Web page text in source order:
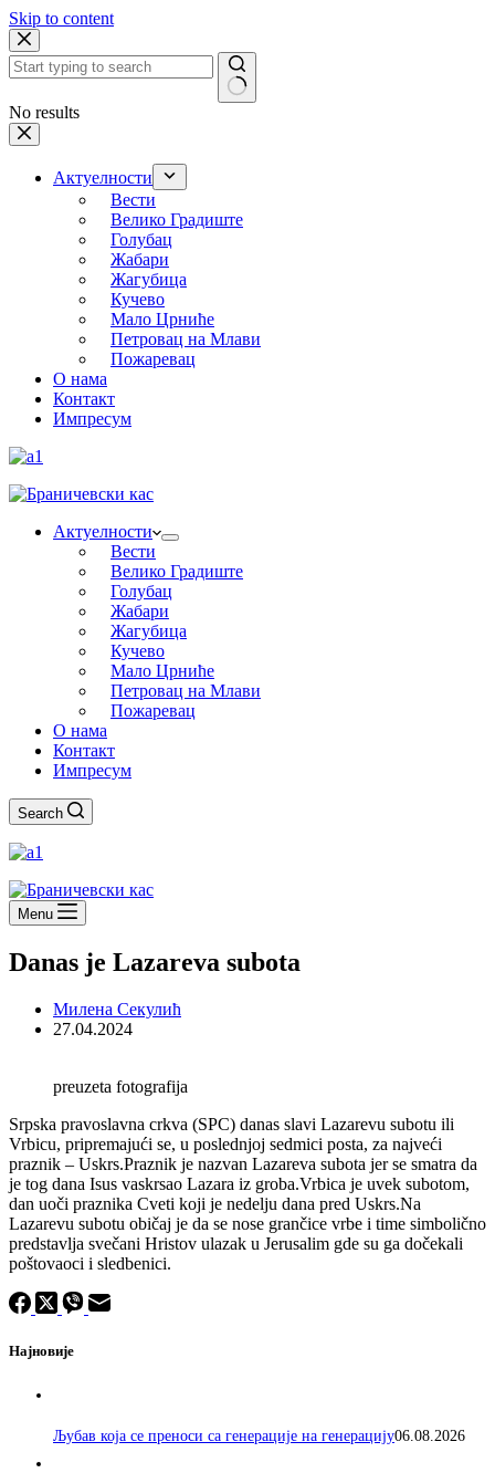
Skip to content
No results
Актуелности
Вести
Велико Градиште
Голубац
Жабари
Жагубица
Кучево
Мало Црниће
Петровац на Млави
Пожаревац
О нама
Контакт
Импресум
Актуелности
Вести
Велико Градиште
Голубац
Жабари
Жагубица
Кучево
Мало Црниће
Петровац на Млави
Пожаревац
О нама
Контакт
Импресум
Search
Menu
Danas je Lazareva subota
Милена Секулић
27.04.2024
preuzeta fotografija
Srpska pravoslavna crkva (SPC) danas slavi Lazarevu subotu ili
Vrbicu, pripremajući se, u poslednjoj sedmici posta, za najveći
praznik – Uskrs.Praznik je nazvan Lazareva subota jer se smatra da
je tog dana Isus vaskrsao Lazara iz groba.Vrbica je uvek subotom,
dan uoči praznika Cveti koji je nedelju dana pred Uskrs.Na
Lazarevu subotu običaj je da se nose grančice vrbe i time simbolično
predstavlja svečani Hristov ulazak u Jerusalim gde su ga dočekali
poštovaoci i sledbenici.
Најновије
Љубав која се преноси са генерације на генерацију06.08.2026